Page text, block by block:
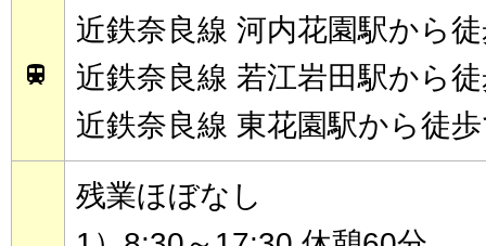

近鉄奈良線 河内花園駅から
近鉄奈良線 若江岩田駅から
近鉄奈良線 東花園駅から徒
残業ほぼなし